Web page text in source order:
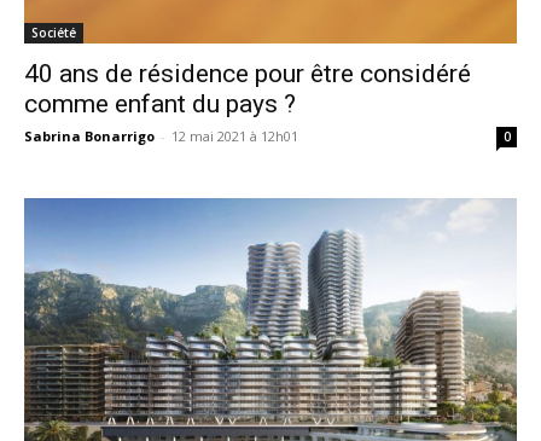
Société
40 ans de résidence pour être considéré
comme enfant du pays ?
Sabrina Bonarrigo - 12 mai 2021 à 12h01 0